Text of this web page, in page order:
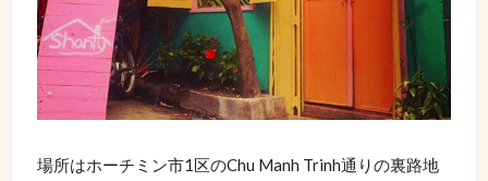
場所はホーチミン市1区のChu Manh Trinh通りの裏路地